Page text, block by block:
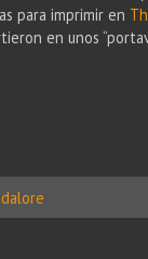
para imprimir en
en unos